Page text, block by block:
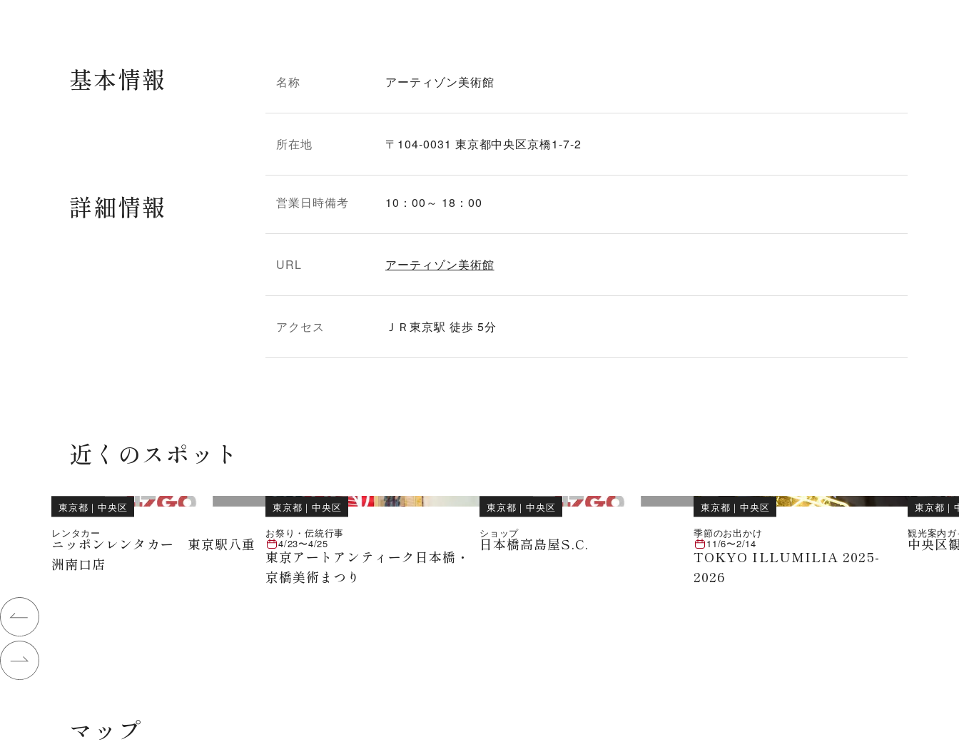
基本情報 名称 アーティゾン美術館
所在地 〒104-0031 東京都中央区京橋1-7-2
詳細情報 営業日時備考 10：00～ 18：00
URL アーティゾン美術館
アクセス ＪＲ東京駅 徒歩 5分
近くのスポット
東京都 ｜中央区
レンタカー
ニッポンレンタカー 東京駅八重
洲南口店
東京都 ｜中央区
お祭り・伝統行事
4/23〜4/25
東京アートアンティーク日本橋・
京橋美術まつり
東京都 ｜中央区
ショップ
日本橋高島屋S.C.
東京都 ｜中央区
季節のお出かけ
11/6〜2/14
TOKYO ILLUMILIA 2025-
2026
東京都 ｜
観光案内
中央区
マップ